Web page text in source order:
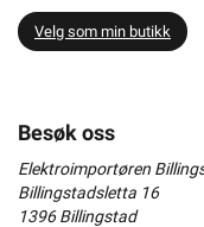
Asker
Velg som min butikk
Besøk oss
Elektroimportøren
Billingstadsletta 16
1396 Billingstad